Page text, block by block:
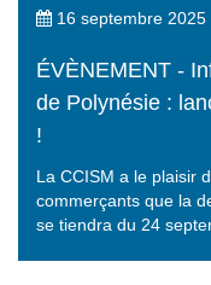
16 septembre 2025
ÉVÈNEMENT -
de Polynésie :
!
La CCISM a le plaisir
commerçants que la
se tiendra du 24